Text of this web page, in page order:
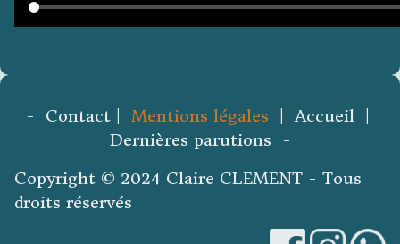
- Contact | Mentions légales | Accueil |
Dernières parutions -
Copyright © 2024 Claire CLEMENT - Tous
droits réservés